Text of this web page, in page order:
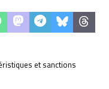
et sanctions